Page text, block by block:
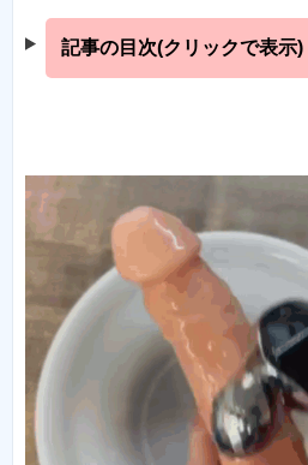
記事の目次(クリックで表示)